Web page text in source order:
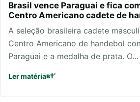
Brasil vence Paraguai e fica
Centro Americano cadete de
A seleção brasileira cadete
Centro Americano de handebol
Paraguai e a medalha de prata. O…
Ler matéria